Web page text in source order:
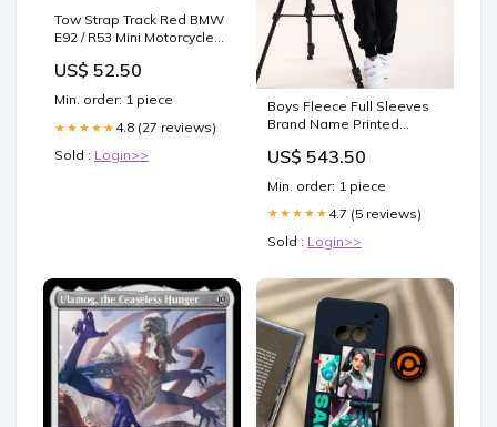
Tow Strap Track Red BMW
E92 / R53 Mini Motorcycle
US$ 52.50
Min. order: 1 piece
★★★★★ 4.8 (27 reviews)
Sold : Login>>
Boys Fleece Full Sleeves
Brand Name Printed
Sweatshirt With Joggers
US$ 543.50
Min. order: 1 piece
★★★★★ 4.7 (5 reviews)
Sold : Login>>